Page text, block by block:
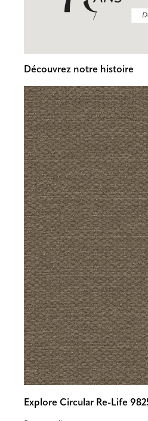
Découvrez notre histoire
Explore Circular Re-Life